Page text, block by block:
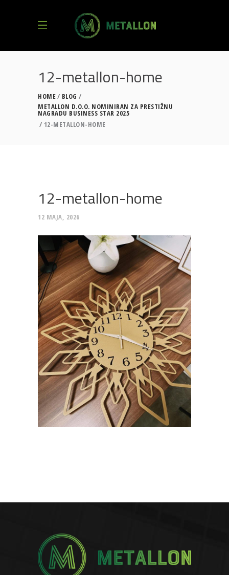
12-metallon-home
HOME
BLOG
METALLON D.O.O. NOMINIRAN ZA PRESTIŽNU
NAGRADU BUSINESS STAR 2025
12-METALLON-HOME
12-metallon-home
12 MAJA, 2026